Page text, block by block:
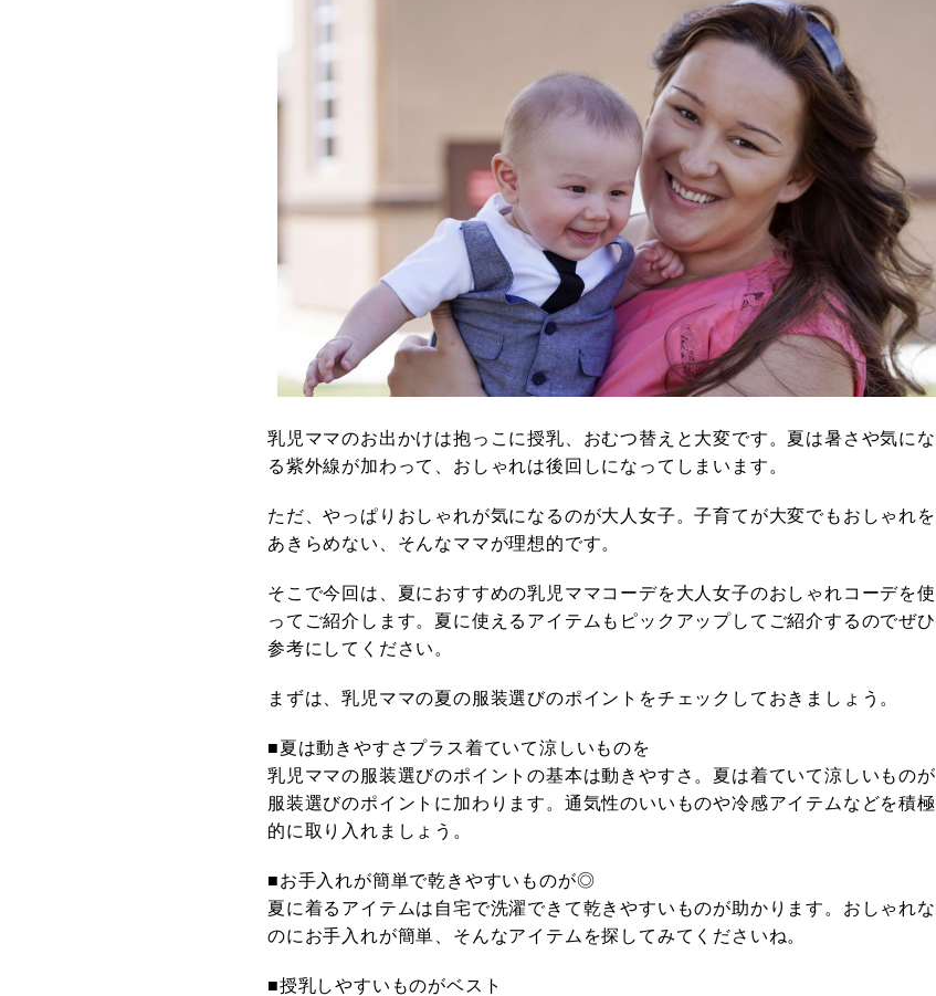
乳児ママのお出かけは抱っこに授乳、おむつ替えと大変です。夏は暑さや気にな
る紫外線が加わって、おしゃれは後回しになってしまいます。
ただ、やっぱりおしゃれが気になるのが大人女子。子育てが大変でもおしゃれを
あきらめない、そんなママが理想的です。
そこで今回は、夏におすすめの乳児ママコーデを大人女子のおしゃれコーデを使
ってご紹介します。夏に使えるアイテムもピックアップしてご紹介するのでぜひ
参考にしてください。
まずは、乳児ママの夏の服装選びのポイントをチェックしておきましょう。
■夏は動きやすさプラス着ていて涼しいものを
乳児ママの服装選びのポイントの基本は動きやすさ。夏は着ていて涼しいものが
服装選びのポイントに加わります。通気性のいいものや冷感アイテムなどを積極
的に取り入れましょう。
■お手入れが簡単で乾きやすいものが◎
夏に着るアイテムは自宅で洗濯できて乾きやすいものが助かります。おしゃれな
のにお手入れが簡単、そんなアイテムを探してみてくださいね。
■授乳しやすいものがベスト